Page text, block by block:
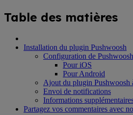
Table des matières
Installation du plugin Pushwoosh
Configuration de Pushwoosh
Pour iOS
Pour Android
Ajout du plugin Pushwoosh
Envoi de notifications
Informations
Partagez vos commentaires avec